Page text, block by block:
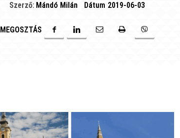
Szerző: Mándó Milán Dátum 2019-06-03
MEGOSZTÁS